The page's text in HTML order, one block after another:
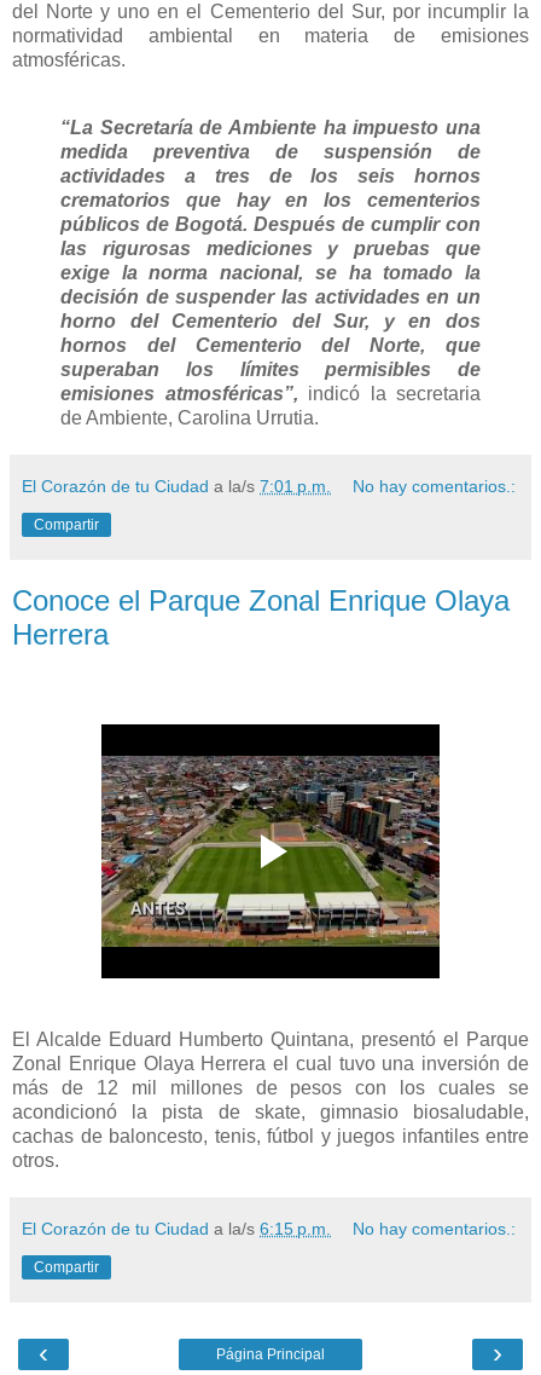
del Norte y uno en el Cementerio del Sur, por incumplir la
normatividad ambiental en materia de emisiones
atmosféricas.
“La Secretaría de Ambiente ha impuesto una
medida preventiva de suspensión de
actividades a tres de los seis hornos
crematorios que hay en los cementerios
públicos de Bogotá. Después de cumplir con
las rigurosas mediciones y pruebas que
exige la norma nacional, se ha tomado la
decisión de suspender las actividades en un
horno del Cementerio del Sur, y en dos
hornos del Cementerio del Norte, que
superaban los límites permisibles de
emisiones atmosféricas”, indicó la secretaria
de Ambiente, Carolina Urrutia.
El Corazón de tu Ciudad a la/s 7:01 p.m. No hay comentarios.:
Compartir
Conoce el Parque Zonal Enrique Olaya
Herrera
El Alcalde Eduard Humberto Quintana, presentó el Parque
Zonal Enrique Olaya Herrera el cual tuvo una inversión de
más de 12 mil millones de pesos con los cuales se
acondicionó la pista de skate, gimnasio biosaludable,
cachas de baloncesto, tenis, fútbol y juegos infantiles entre
otros.
El Corazón de tu Ciudad a la/s 6:15 p.m. No hay comentarios.:
Compartir
‹ ›
Página Principal